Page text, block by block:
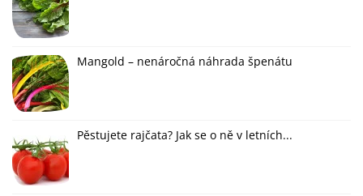
Mangold – nenáročná náhrada špenátu
Pěstujete rajčata? Jak se o ně v letních...